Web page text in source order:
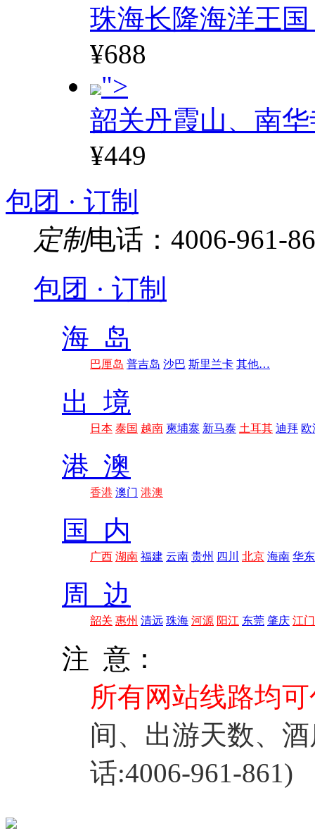
珠海长隆海洋王
¥688
">
韶关丹霞山、南
¥449
包团 · 订制
定制电话：4006-961-
包团 · 订制
海 岛
巴厘岛 普吉岛 沙巴 斯里兰卡 其他…
出 境
日本 泰国 越南 柬埔寨 新马泰 土耳其 迪拜 欧
港 澳
香港 澳门 港澳
国 内
广西 湖南 福建 云南 贵州 四川 北京 海南 华东
周 边
韶关 惠州 清远 珠海 河源 阳江 东莞 肇庆 江门
注 意：
所有网站线路均
间、出游天数、
话:4006-961-861)